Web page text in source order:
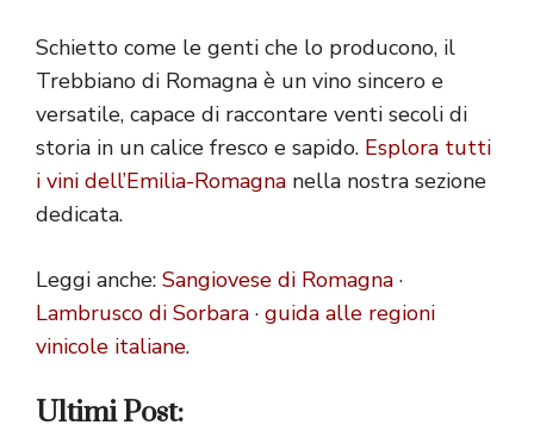
Schietto come le genti che lo producono, il
Trebbiano di Romagna è un vino sincero e
versatile, capace di raccontare venti secoli di
storia in un calice fresco e sapido. Esplora tutti
i vini dell’Emilia-Romagna nella nostra sezione
dedicata.
Leggi anche: Sangiovese di Romagna ·
Lambrusco di Sorbara · guida alle regioni
vinicole italiane.
Ultimi Post: